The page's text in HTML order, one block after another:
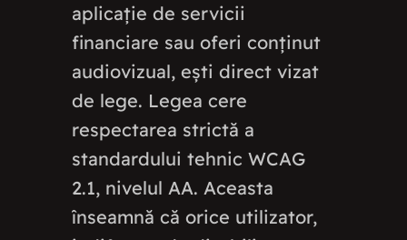
aplicație de servicii
financiare sau oferi conținut
audiovizual, ești direct vizat
de lege. Legea cere
respectarea strictă a
standardului tehnic WCAG
2.1, nivelul AA. Aceasta
înseamnă că orice utilizator,